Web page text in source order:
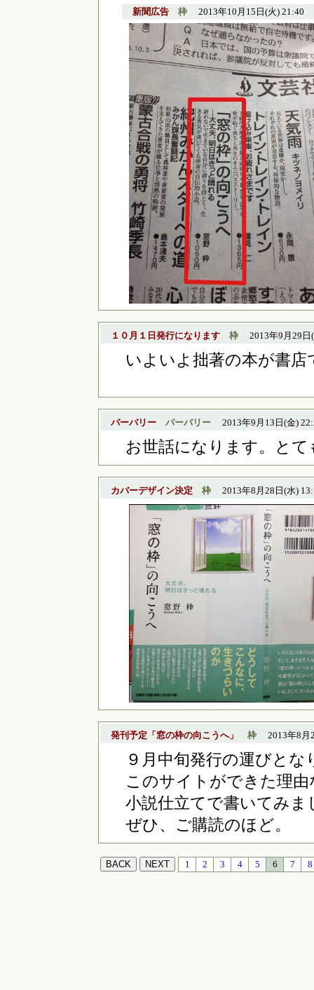
新聞広告 枠 2013年10月15日(火) 21:40
１０月１日発行になります 枠 2013年9月29日
いよいよ拙著の本が書
バーバリー バーバリー 2013年9月13日(金)
お世話になります。と
カバーデザイン決定 枠 2013年8月28日(水)
発刊予定「窓の枠の向こうへ」 枠 2013年8月
９月中旬発行の運びとな
このサイトができた理由
小説仕立てで書いてみま
ぜひ、ご購読のほど。
1 2 3 4 5 6 7 8